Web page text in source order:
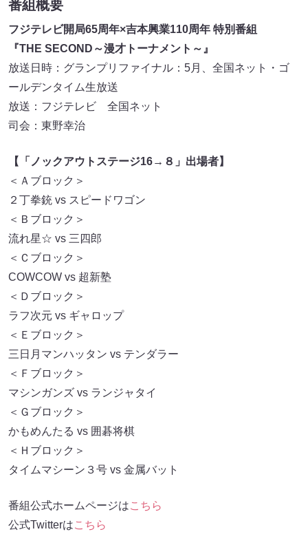
番組概要
フジテレビ開局65周年×吉本興業110周年 特別番組
『THE SECOND～漫才トーナメント～』
放送日時：グランプリファイナル：5月、全国ネット・ゴ
ールデンタイム生放送
放送：フジテレビ 全国ネット
司会：東野幸治
【「ノックアウトステージ16→８」出場者】
＜Ａブロック＞
２丁拳銃 vs スピードワゴン
＜Ｂブロック＞
流れ星☆ vs 三四郎
＜Ｃブロック＞
COWCOW vs 超新塾
＜Ｄブロック＞
ラフ次元 vs ギャロップ
＜Ｅブロック＞
三日月マンハッタン vs テンダラー
＜Ｆブロック＞
マシンガンズ vs ランジャタイ
＜Ｇブロック＞
かもめんたる vs 囲碁将棋
＜Ｈブロック＞
タイムマシーン３号 vs 金属バット
番組公式ホームページはこちら
公式Twitterはこちら